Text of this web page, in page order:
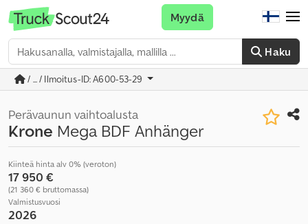
Haku
Myydä
/ ... / Ilmoitus-ID: A600-53-29
Perävaunun vaihtoalusta
Krone Mega BDF Anhänger
Kiinteä hinta alv 0% (veroton)
17 950 €
(21 360 € bruttomassa)
Valmistusvuosi
2026